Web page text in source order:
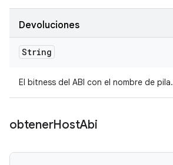
Devoluciones
String
El bitness del ABI con el nombre de pila.
obtenerHostAbi